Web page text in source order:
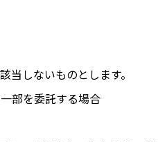
しないものとします。
部を委託する場合